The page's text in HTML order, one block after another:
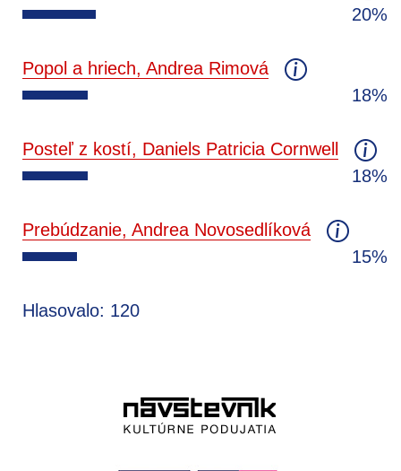
20%
Popol a hriech, Andrea Rimová
18%
Posteľ z kostí, Daniels Patricia Cornwell
18%
Prebúdzanie, Andrea Novosedlíková
15%
Hlasovalo: 120